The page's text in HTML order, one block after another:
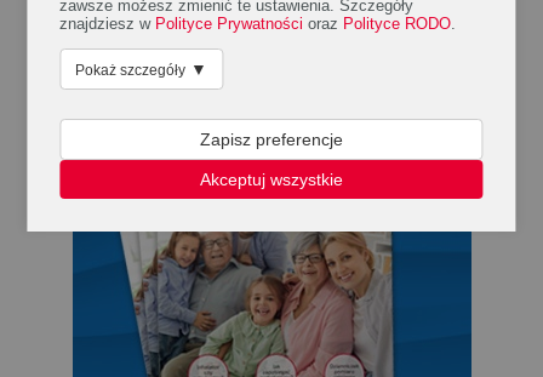
zawsze możesz zmienić te ustawienia. Szczegóły
znajdziesz w Polityce Prywatności oraz Polityce RODO.
Pokaż szczegóły ▼
Zapisz preferencje
Akceptuj wszystkie